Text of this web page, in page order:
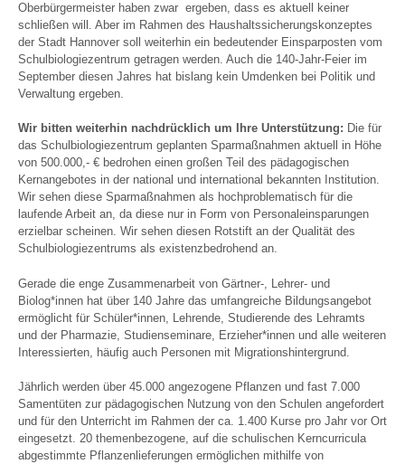
Oberbürgermeister haben zwar ergeben, dass es aktuell keiner
schließen will. Aber im Rahmen des Haushaltssicherungskonzeptes
der Stadt Hannover soll weiterhin ein bedeutender Einsparposten vom
Schulbiologiezentrum getragen werden. Auch die 140-Jahr-Feier im
September diesen Jahres hat bislang kein Umdenken bei Politik und
Verwaltung ergeben.
Wir bitten weiterhin nachdrücklich um Ihre Unterstützung: Die für
das Schulbiologiezentrum geplanten Sparmaßnahmen aktuell in Höhe
von 500.000,- € bedrohen einen großen Teil des pädagogischen
Kernangebotes in der national und international bekannten Institution.
Wir sehen diese Sparmaßnahmen als hochproblematisch für die
laufende Arbeit an, da diese nur in Form von Personaleinsparungen
erzielbar scheinen. Wir sehen diesen Rotstift an der Qualität des
Schulbiologiezentrums als existenzbedrohend an.
Gerade die enge Zusammenarbeit von Gärtner-, Lehrer- und
Biolog*innen hat über 140 Jahre das umfangreiche Bildungsangebot
ermöglicht für Schüler*innen, Lehrende, Studierende des Lehramts
und der Pharmazie, Studienseminare, Erzieher*innen und alle weiteren
Interessierten, häufig auch Personen mit Migrationshintergrund.
Jährlich werden über 45.000 angezogene Pflanzen und fast 7.000
Samentüten zur pädagogischen Nutzung von den Schulen angefordert
und für den Unterricht im Rahmen der ca. 1.400 Kurse pro Jahr vor Ort
eingesetzt. 20 themenbezogene, auf die schulischen Kerncurricula
abgestimmte Pflanzenlieferungen ermöglichen mithilfe von